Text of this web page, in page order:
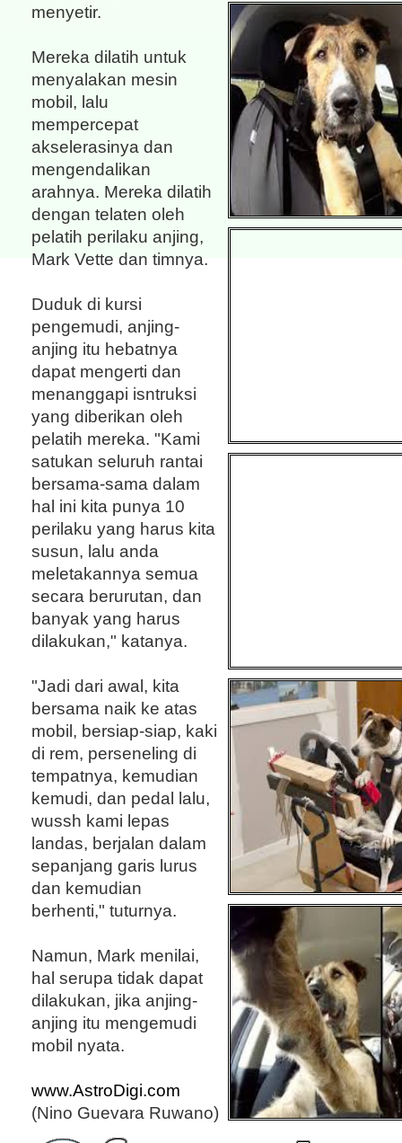
menyetir.
Mereka dilatih untuk
menyalakan mesin
mobil, lalu
mempercepat
akselerasinya dan
mengendalikan
arahnya. Mereka dilatih
dengan telaten oleh
pelatih perilaku anjing,
Mark Vette dan timnya.
Duduk di kursi
pengemudi, anjing-
anjing itu hebatnya
dapat mengerti dan
menanggapi isntruksi
yang diberikan oleh
pelatih mereka. "Kami
satukan seluruh rantai
bersama-sama dalam
hal ini kita punya 10
perilaku yang harus kita
susun, lalu anda
meletakannya semua
secara berurutan, dan
banyak yang harus
dilakukan," katanya.
"Jadi dari awal, kita
bersama naik ke atas
mobil, bersiap-siap, kaki
di rem, perseneling di
tempatnya, kemudian
kemudi, dan pedal lalu,
wussh kami lepas
landas, berjalan dalam
sepanjang garis lurus
dan kemudian
berhenti," tuturnya.
Namun, Mark menilai,
hal serupa tidak dapat
dilakukan, jika anjing-
anjing itu mengemudi
mobil nyata.
www.AstroDigi.com
(Nino Guevara Ruwano)